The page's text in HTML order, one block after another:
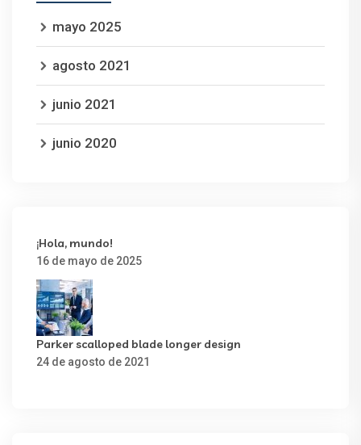
mayo 2025
agosto 2021
junio 2021
junio 2020
¡Hola, mundo!
16 de mayo de 2025
Parker scalloped blade longer design
24 de agosto de 2021